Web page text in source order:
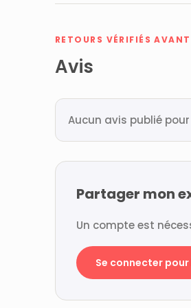
RETOURS VÉRIFIÉS
Avis
Aucun avis publié
Partager mon
Un compte est
Se connecter